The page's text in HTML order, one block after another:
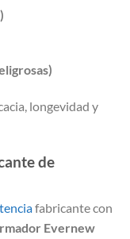
longevidad y
de
fabricante con
Evernew